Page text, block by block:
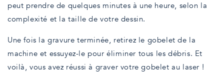
peut prendre de quelques minutes à une heure, selon la
complexité et la taille de votre dessin.
Une fois la gravure terminée, retirez le gobelet de la
machine et essuyez-le pour éliminer tous les débris. Et
voilà, vous avez réussi à graver votre gobelet au laser !